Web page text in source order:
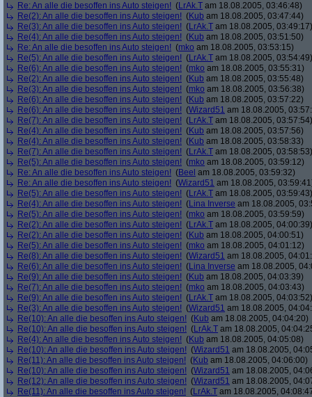
Re: An alle die besoffen ins Auto steigen! (LrAk.T am 18.08.2005, 03:46:48)
Re(2): An alle die besoffen ins Auto steigen! (Kub am 18.08.2005, 03:47:44)
Re(3): An alle die besoffen ins Auto steigen! (LrAk.T am 18.08.2005, 03:49:17)
Re(4): An alle die besoffen ins Auto steigen! (Kub am 18.08.2005, 03:51:50)
Re: An alle die besoffen ins Auto steigen! (mko am 18.08.2005, 03:53:15)
Re(5): An alle die besoffen ins Auto steigen! (LrAk.T am 18.08.2005, 03:54:49)
Re(6): An alle die besoffen ins Auto steigen! (mko am 18.08.2005, 03:55:31)
Re(2): An alle die besoffen ins Auto steigen! (Kub am 18.08.2005, 03:55:48)
Re(3): An alle die besoffen ins Auto steigen! (mko am 18.08.2005, 03:56:38)
Re(6): An alle die besoffen ins Auto steigen! (Kub am 18.08.2005, 03:57:22)
Re(6): An alle die besoffen ins Auto steigen! (Wizard51 am 18.08.2005,
Re(7): An alle die besoffen ins Auto steigen! (LrAk.T am 18.08.2005, 03:57:54)
Re(4): An alle die besoffen ins Auto steigen! (Kub am 18.08.2005, 03:57:56)
Re(4): An alle die besoffen ins Auto steigen! (Kub am 18.08.2005, 03:58:33)
Re(7): An alle die besoffen ins Auto steigen! (LrAk.T am 18.08.2005, 03:58:53)
Re(5): An alle die besoffen ins Auto steigen! (mko am 18.08.2005, 03:59:12)
Re: An alle die besoffen ins Auto steigen! (Beel am 18.08.2005, 03:59:32)
Re: An alle die besoffen ins Auto steigen! (Wizard51 am 18.08.2005,
Re(5): An alle die besoffen ins Auto steigen! (LrAk.T am 18.08.2005, 03:59:43)
Re(4): An alle die besoffen ins Auto steigen! (Lina Inverse am 18.08.2005,
Re(5): An alle die besoffen ins Auto steigen! (mko am 18.08.2005, 03:59:59)
Re(2): An alle die besoffen ins Auto steigen! (LrAk.T am 18.08.2005, 04:00:39)
Re(2): An alle die besoffen ins Auto steigen! (Kub am 18.08.2005, 04:00:51)
Re(5): An alle die besoffen ins Auto steigen! (mko am 18.08.2005, 04:01:12)
Re(8): An alle die besoffen ins Auto steigen! (Wizard51 am 18.08.2005,
Re(6): An alle die besoffen ins Auto steigen! (Lina Inverse am 18.08.2005,
Re(9): An alle die besoffen ins Auto steigen! (Kub am 18.08.2005, 04:03:39)
Re(7): An alle die besoffen ins Auto steigen! (mko am 18.08.2005, 04:03:43)
Re(9): An alle die besoffen ins Auto steigen! (LrAk.T am 18.08.2005, 04:03:52)
Re(3): An alle die besoffen ins Auto steigen! (Wizard51 am 18.08.2005,
Re(10): An alle die besoffen ins Auto steigen! (Kub am 18.08.2005, 04:04:20)
Re(10): An alle die besoffen ins Auto steigen! (LrAk.T am 18.08.2005,
Re(4): An alle die besoffen ins Auto steigen! (Kub am 18.08.2005, 04:05:08)
Re(10): An alle die besoffen ins Auto steigen! (Wizard51 am 18.08.2005,
Re(11): An alle die besoffen ins Auto steigen! (Kub am 18.08.2005, 04:06:00)
Re(10): An alle die besoffen ins Auto steigen! (Wizard51 am 18.08.2005,
Re(12): An alle die besoffen ins Auto steigen! (Wizard51 am 18.08.2005,
Re(11): An alle die besoffen ins Auto steigen! (LrAk.T am 18.08.2005,